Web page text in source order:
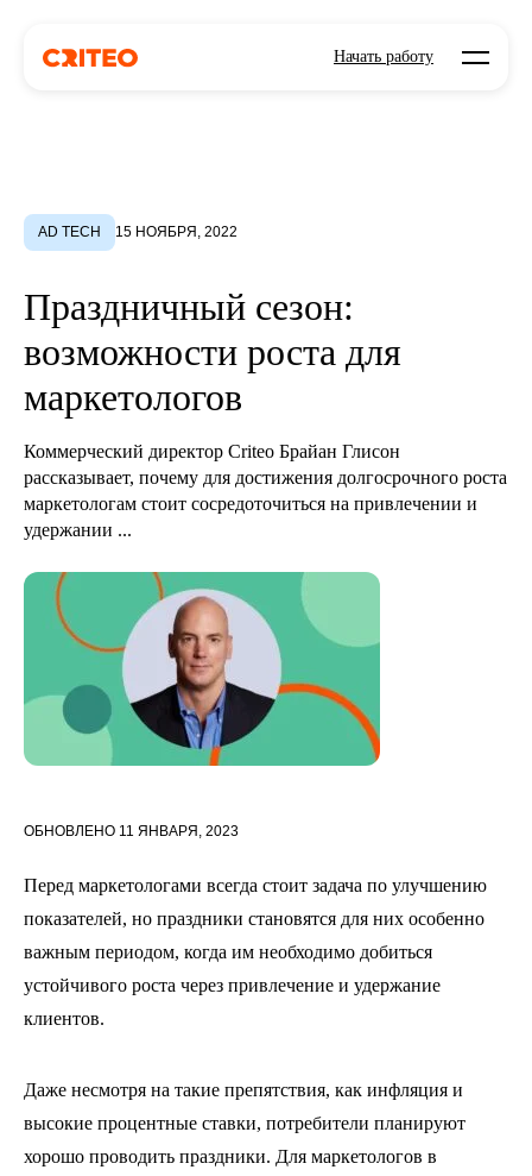
Начать работу Open
AD TECH 15 НОЯБРЯ, 2022
Праздничный сезон:
возможности роста для
маркетологов
Коммерческий директор Criteo Брайан Глисон
рассказывает, почему для достижения долгосрочного роста
маркетологам стоит сосредоточиться на привлечении и
удержании ...
ОБНОВЛЕНО 11 ЯНВАРЯ, 2023
Перед маркетологами всегда стоит задача по улучшению
показателей, но праздники становятся для них особенно
важным периодом, когда им необходимо добиться
устойчивого роста через привлечение и удержание
клиентов.
Даже несмотря на такие препятствия, как инфляция и
высокие процентные ставки, потребители планируют
хорошо проводить праздники. Для маркетологов в